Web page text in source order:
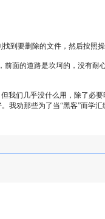
要删除的文件，然后按照
面的道路是坎坷的，没有耐
们几乎没什么用，除了
我劝那些为了当“黑客”而学汇